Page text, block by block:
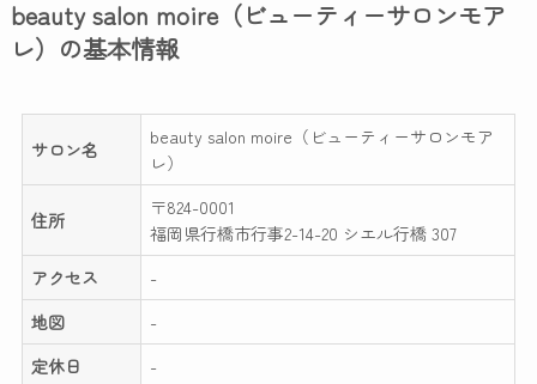
beauty salon moire（ビューティーサロンモア
レ）の基本情報
サロン名
beauty salon moire（ビューティーサロンモア
レ）
住所
〒824-0001
福岡県行橋市行事2-14-20 シエル行橋 307
アクセス
-
地図
-
定休日
-